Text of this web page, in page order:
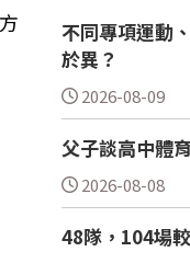
不同專項運動
於異？
2026-08-09
父子談高中體
2026-08-08
48隊，104場